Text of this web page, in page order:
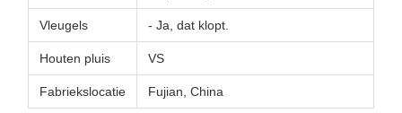
Vleugels - Ja, dat klopt.
Houten pluis VS
Fabriekslocatie Fujian, China